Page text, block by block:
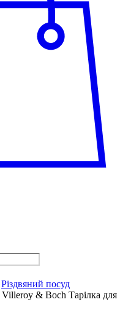
Різдвяний посуд
Villeroy & Boch Тарілка для